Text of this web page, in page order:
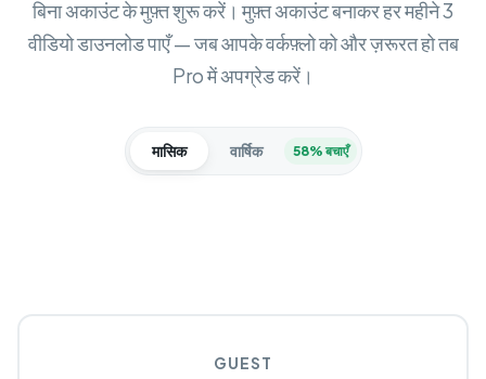
बिना अकाउंट के मुफ़्त शुरू करें। मुफ़्त अकाउंट बनाकर हर महीने 3
वीडियो डाउनलोड पाएँ — जब आपके वर्कफ़्लो को और ज़रूरत हो तब
Pro में अपग्रेड करें।
मासिक वार्षिक 58% बचाएँ
GUEST